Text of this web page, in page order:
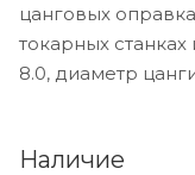
цанговых
токарных
8.0, диаметр
Наличие